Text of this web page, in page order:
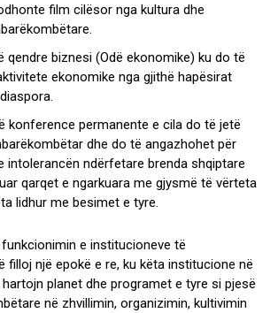
film cilësor nga kultura dhe
qendre biznesi (Odë ekonomike) ku do të
ekonomike nga gjithë hapësirat
konference permanente e cila do të jetë
dhe do të angazhohet për
intolerancën ndërfetare brenda shqiptare
qarqet e ngarkuara me gjysmë të vërteta
lidhur me besimet e tyre.
e institucioneve të
filloj një epokë e re, ku këta institucione në
planet dhe programet e tyre si pjesë
në zhvillimin, organizimin, kultivimin